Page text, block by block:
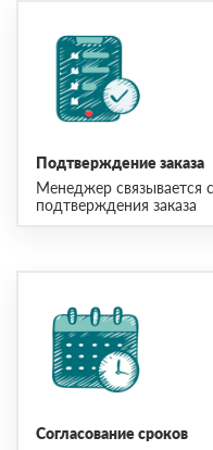
Подтверждение заказа
Менеджер связывается
подтверждения заказа
Согласование сроков